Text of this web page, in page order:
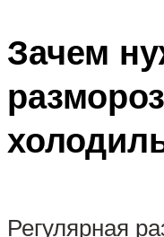
Зачем
Регулярная